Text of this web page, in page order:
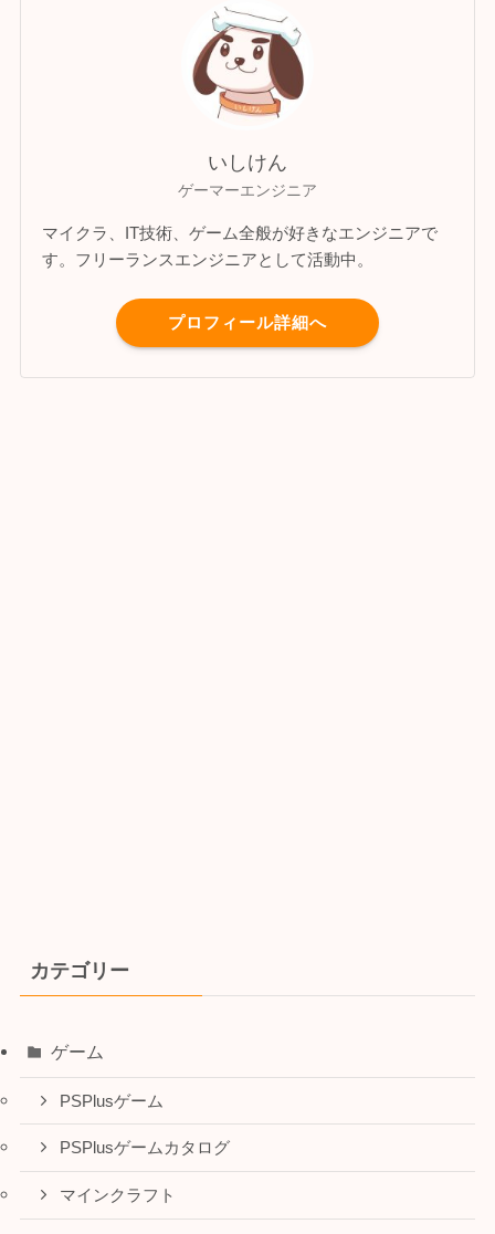
いしけん
ゲーマーエンジニア
マイクラ、IT技術、ゲーム全般が好きなエンジニアで
す。フリーランスエンジニアとして活動中。
プロフィール詳細へ
カテゴリー
ゲーム
PSPlusゲーム
PSPlusゲームカタログ
マインクラフト